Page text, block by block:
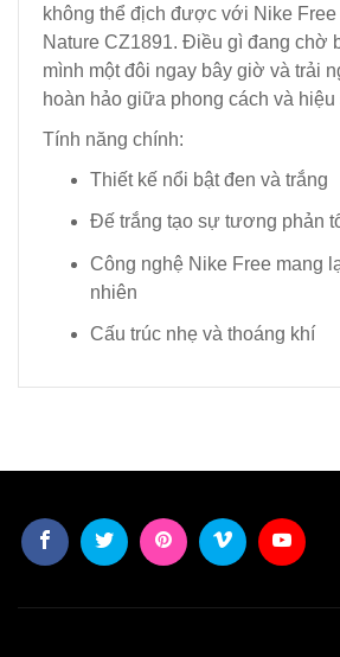
không thể địch được với Nike Free
Nature CZ1891. Điều gì đang chờ
mình một đôi ngay bây giờ và trải
hoàn hảo giữa phong cách và hiệu
Tính năng chính:
Thiết kế nổi bật đen và trắng
Đế trắng tạo sự tương phản
Công nghệ Nike Free mang
nhiên
Cấu trúc nhẹ và thoáng khí